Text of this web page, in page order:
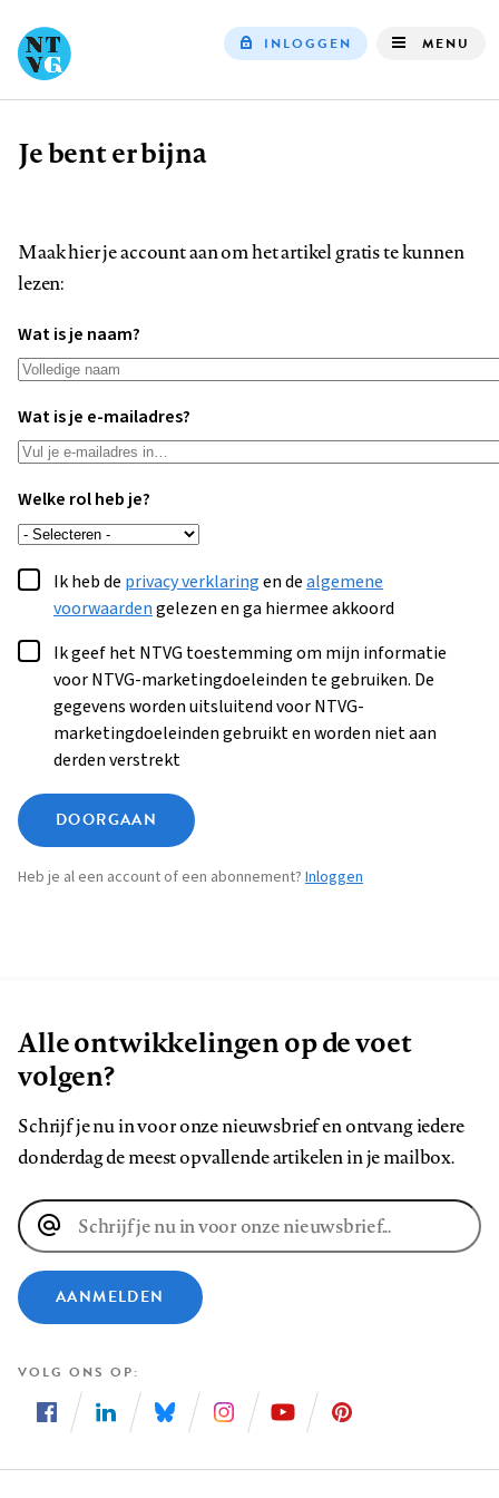
INLOGGEN MENU
Kruimelpad
Je bent er bijna
Maak hier je account aan om het artikel gratis te kunnen
lezen:
Wat is je naam?
Wat is je e-mailadres?
Welke rol heb je?
Ik heb de privacy verklaringen dealgemene
voorwaardengelezen en ga hiermee akkoord
Ik geef het NTVG toestemming om mijn informatie
voor NTVG-marketingdoeleinden te gebruiken. De
gegevens worden uitsluitend voor NTVG-
marketingdoeleinden gebruikt en worden niet aan
derden verstrekt
DOORGAAN
Heb je al een account of een abonnement? Inloggen
Alle ontwikkelingen op de voet
volgen?
Schrijf je nu in voor onze nieuwsbrief en ontvang iedere
donderdag de meest opvallende artikelen in je mailbox.
E-
mailadres
AANMELDEN
VOLG ONS OP
ons
ons
ons
ons
ons
ons